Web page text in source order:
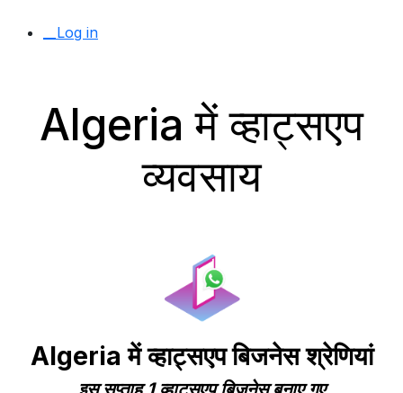
__Log in
Algeria में व्हाट्सएप
व्यवसाय
Algeria में व्हाट्सएप बिजनेस श्रेणियां